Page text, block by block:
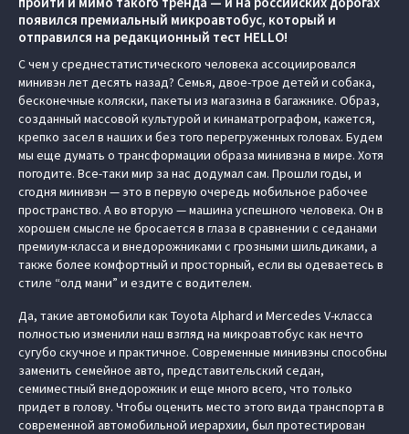
появился премиальный микроавтобус, который и
отправился на редакционный тест HELLO!
C чем у среднестатистического человека ассоциировался
минивэн лет десять назад? Семья, двое-трое детей и собака,
бесконечные коляски, пакеты из магазина в багажнике. Образ,
созданный массовой культурой и кинаматрографом, кажется,
крепко засел в наших и без того перегруженных головах. Будем
мы еще думать о трансформации образа минивэна в мире. Хотя
погодите. Все-таки мир за нас додумал сам. Прошли годы, и
сгодня минивэн — это в первую очередь мобильное рабочее
пространство. А во вторую — машина успешного человека. Он в
хорошем смысле не бросается в глаза в сравнении с седанами
премиум-класса и внедорожниками с грозными шильдиками, а
также более комфортный и просторный, если вы одеваетесь в
стиле “олд мани” и ездите с водителем.
Да, такие автомобили как Toyota Alphard и Mercedes V-класса
полностью изменили наш взгляд на микроавтобус как нечто
сугубо скучное и практичное. Современные минивэны способны
заменить семейное авто, представительский седан,
семиместный внедорожник и еще много всего, что только
придет в голову. Чтобы оценить место этого вида транспорта в
современной автомобильной иерархии, был протестирован